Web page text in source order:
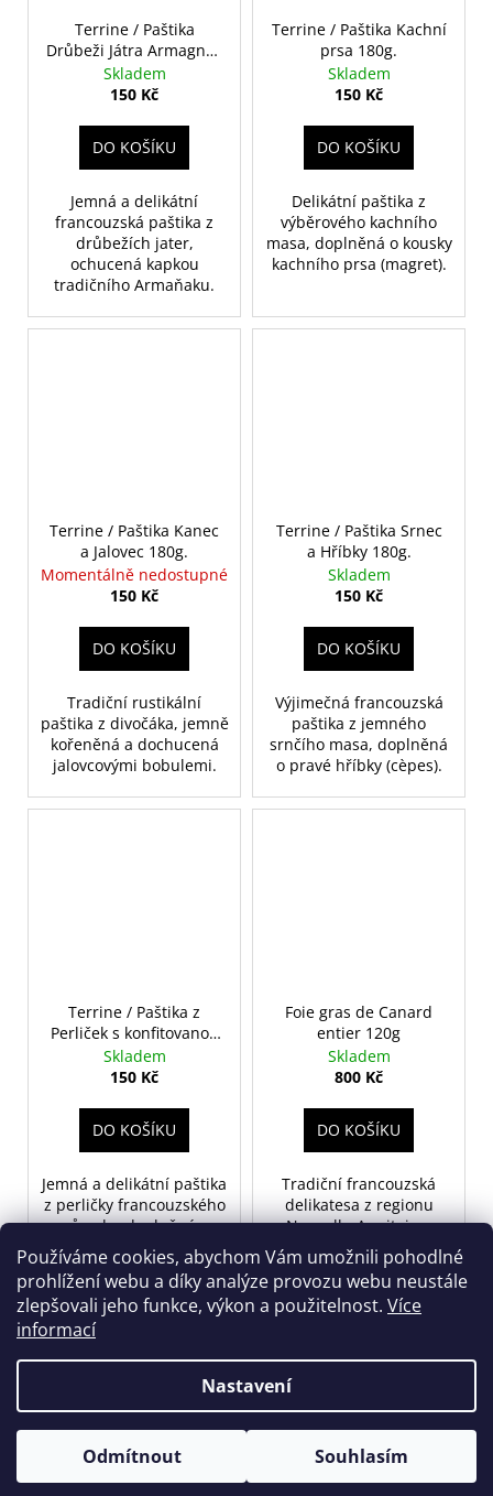
Používáme cookies, abychom Vám umožnili pohodlné
prohlížení webu a díky analýze provozu webu neustále
zlepšovali jeho funkce, výkon a použitelnost. Více
informací
Nastavení
Odmítnout Souhlasím
Terrine / Paštika
Drůbeži Játra Armagnac
180g.
Skladem
150 Kč
DO KOŠÍKU
Jemná a delikátní
francouzská paštika z
drůbežích jater,
ochucená kapkou
tradičního Armaňaku.
Terrine / Paštika Kachní
prsa 180g.
Skladem
150 Kč
DO KOŠÍKU
Delikátní paštika z
výběrového kachního
masa, doplněná o kousky
kachního prsa (magret).
Terrine / Paštika Kanec
a Jalovec 180g.
Momentálně nedostupné
150 Kč
DO KOŠÍKU
Tradiční rustikální
paštika z divočáka, jemně
kořeněná a dochucená
jalovcovými bobulemi.
Terrine / Paštika Srnec
a Hříbky 180g.
Skladem
150 Kč
DO KOŠÍKU
Výjimečná francouzská
paštika z jemného
srnčího masa, doplněná
o pravé hříbky (cèpes).
Terrine / Paštika z
Perliček s konfitovanou
cibulkou 180g
Skladem
150 Kč
DO KOŠÍKU
Jemná a delikátní paštika
z perličky francouzského
původu, doplněná o
sladce karamelizovanou
cibuli.
Foie gras de Canard
entier 120g
Skladem
800 Kč
DO KOŠÍKU
Tradiční francouzská
delikatesa z regionu
Nouvelle-Aquitaine.
Plnohodnotné kachní foie
gras.
v
l
á
d
Copyright 2026CHÂTEAU ŠAFAŘÍKOVA francouzská vína.
Všechna práva vyhrazena.